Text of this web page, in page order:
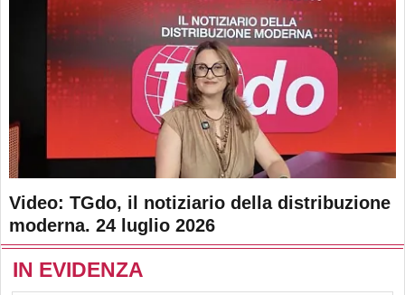
Video: TGdo, il notiziario della distribuzione
moderna. 24 luglio 2026
IN EVIDENZA